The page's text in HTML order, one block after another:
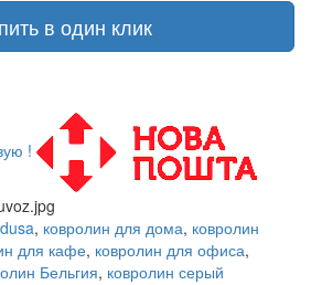
в один клик
!
, ковролин для дома, ковролин
для кафе, ковролин для офиса,
Бельгия, ковролин серый